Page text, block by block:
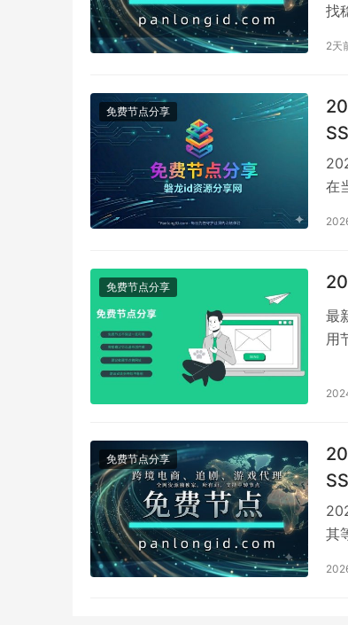
找
2天
免费节点分享
在
免费节点分享
最
用
免费节点分享
其